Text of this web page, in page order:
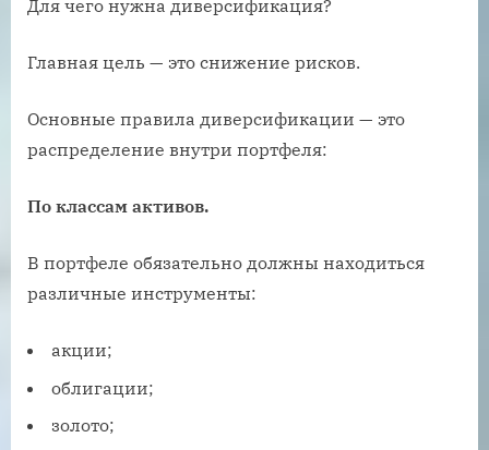
Для чего нужна диверсификация?
Главная цель — это снижение рисков.
Основные правила диверсификации — это
распределение внутри портфеля:
По классам активов.
В портфеле обязательно должны находиться
различные инструменты:
акции;
облигации;
золото;